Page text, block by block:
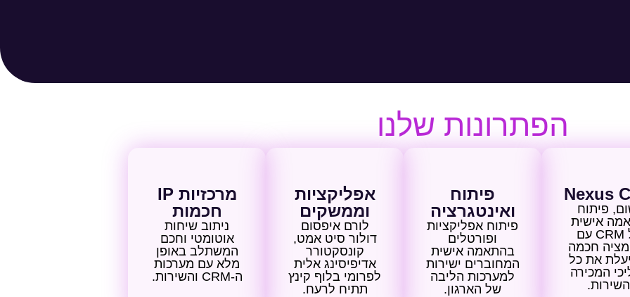
הפתרונות שלנו
Nexus
פיתוח
אישית
של CRM עם
חכמה
את כל
המכירה
פיתוח
ואינטגרציה
פיתוח אפליקציות
ופורטלים
בהתאמה אישית
המחוברים ישירות
למערכות הליבה
של הארגון.
אפליקציות
וממשקים
לורם איפסום
דולור סיט אמט,
קונסקטורר
אדיפיסינג אלית
לפרומי בלוף קינץ
תתיח לרעח.
מרכזיות IP
חכמות
ניתוב שיחות
אוטומטי וחכם
המשתלב באופן
מלא עם מערכות
ה-CRM והשירות.